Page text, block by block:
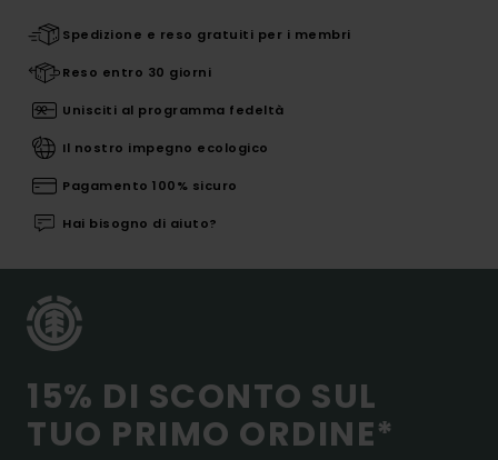
Spedizione e reso gratuiti per i membri
Reso entro 30 giorni
Unisciti al programma fedeltà
Il nostro impegno ecologico
Pagamento 100% sicuro
Hai bisogno di aiuto?
15% DI SCONTO SUL
TUO PRIMO ORDINE*